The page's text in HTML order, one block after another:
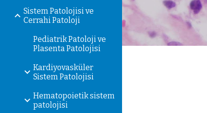
Sistem Patolojisi ve
Cerrahi Patoloji
Pediatrik Patoloji ve
Plasenta Patolojisi
Kardiyovasküler
Sistem Patolojisi
Hematopoietik sistem
patolojisi